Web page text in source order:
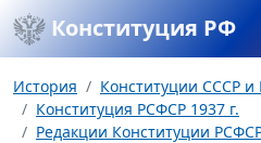
Конституция РФ
История
Конституции СССР и
Конституция РСФСР 1937 г.
Редакции Конституции